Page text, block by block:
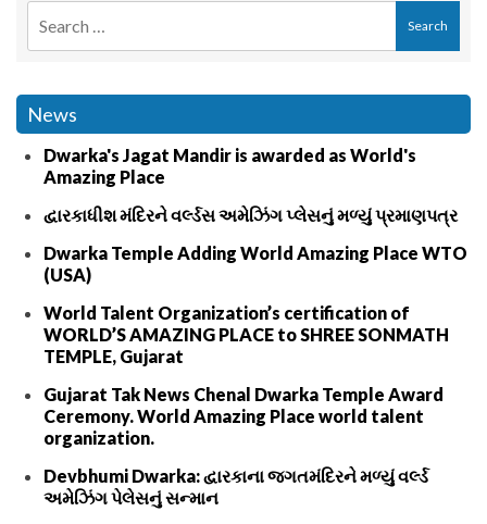
News
Dwarka's Jagat Mandir is awarded as World's
Amazing Place
દ્વારકાધીશ મંદિરને વર્લ્ડસ અમેઝિંગ પ્લેસનું મળ્યું પ્રમાણપત્ર
Dwarka Temple Adding World Amazing Place WTO
(USA)
World Talent Organization’s certification of
WORLD’S AMAZING PLACE to SHREE SONMATH
TEMPLE, Gujarat
Gujarat Tak News Chenal Dwarka Temple Award
Ceremony. World Amazing Place world talent
organization.
Devbhumi Dwarka: દ્વારકાના જગતમંદિરને મળ્યું વર્લ્ડ
અમેઝિંગ પેલેસનું સન્માન